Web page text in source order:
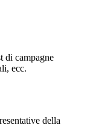
di campagne
ecc.
della